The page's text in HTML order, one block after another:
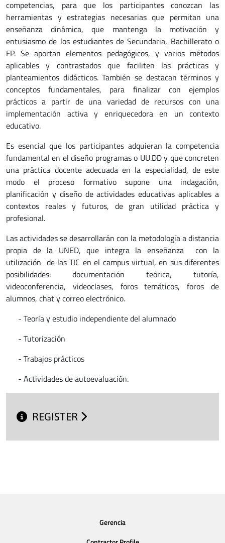
competencias, para que los participantes conozcan las
herramientas y estrategias necesarias que permitan una
enseñanza dinámica, que mantenga la motivación y
entusiasmo de los estudiantes de Secundaria, Bachillerato o
FP. Se aportan elementos pedagógicos, y varios métodos
aplicables y contrastados que faciliten las prácticas y
planteamientos didácticos. También se destacan términos y
conceptos fundamentales, para finalizar con ejemplos
prácticos a partir de una variedad de recursos con una
implementación activa y enriquecedora en un contexto
educativo.
Es esencial que los participantes adquieran la competencia
fundamental en el diseño programas o UU.DD y que concreten
una práctica docente adecuada en la especialidad, de este
modo el proceso formativo supone una indagación,
planificación y diseño de actividades educativas aplicables a
contextos reales y futuros, de gran utilidad práctica y
profesional.
Las actividades se desarrollarán con la metodología a distancia
propia de la UNED, que integra la enseñanza con la
utilización de las TIC en el campus virtual, en sus diferentes
posibilidades: documentación teórica, tutoría,
videoconferencia, videoclases, foros temáticos, foros de
alumnos, chat y correo electrónico.
- Teoría y estudio independiente del alumnado
- Tutorización
- Trabajos prácticos
- Actividades de autoevaluación.
REGISTER
Gerencia